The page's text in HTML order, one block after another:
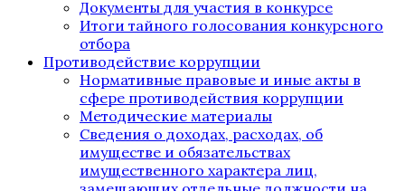
Документы для участия в конкурсе
Итоги тайного голосования конкурсного
отбора
Противодействие коррупции
Нормативные правовые и иные акты в
сфере противодействия коррупции
Методические материалы
Сведения о доходах, расходах, об
имуществе и обязательствах
имущественного характера лиц,